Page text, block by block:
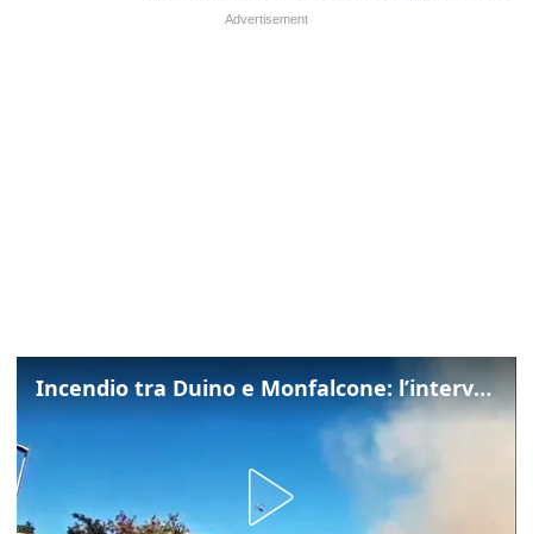
Incendio tra Duino e Monfalcone: l’intervento dei vigili del fuoco